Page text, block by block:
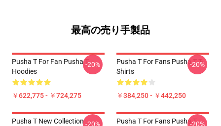
最高の売り手製品
Pusha T For Fan Pusha T
Hoodies
￥622,775 - ￥724,275
-20%
Pusha T For Fans Pusha T T-
Shirts
￥384,250 - ￥442,250
-20%
Pusha T New Collection-20%
Pusha T For Fans Pusha T-20%